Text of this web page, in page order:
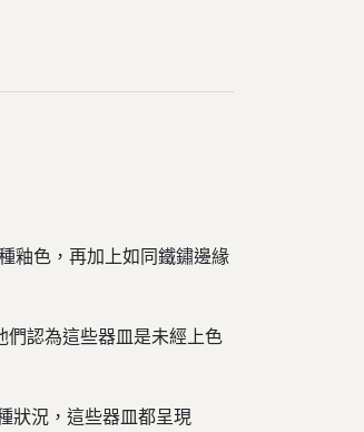
釉色，再加上如同鐵鏽邊緣
們認為這些器皿是未經上色
狀況，這些器皿都呈現